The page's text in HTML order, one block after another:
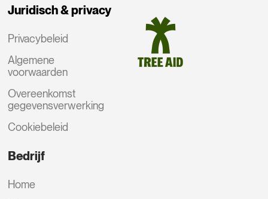
Juridisch & privacy
Privacybeleid
Algemene
voorwaarden
Overeenkomst
gegevensverwerking
Cookiebeleid
Bedrijf
Home